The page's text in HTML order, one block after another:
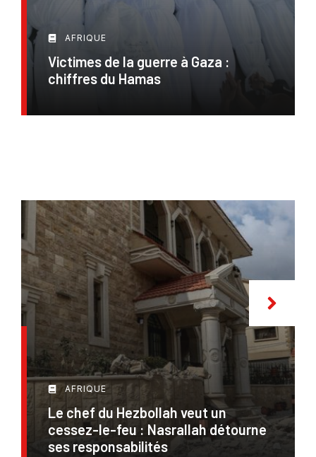
AFRIQUE
Victimes de la guerre à Gaza :
chiffres du Hamas
AFRIQUE
Le chef du Hezbollah veut un
cessez-le-feu : Nasrallah détourne
ses responsabilités